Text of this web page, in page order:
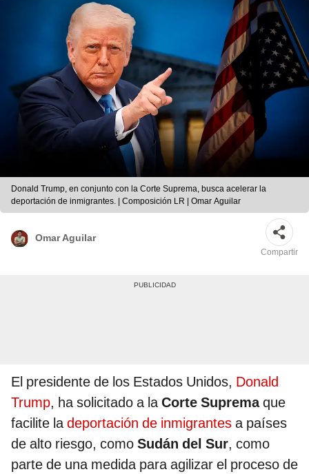
Donald Trump, en conjunto con la Corte Suprema, busca acelerar la
deportación de inmigrantes. | Composición LR | Omar Aguilar
Omar Aguilar
Compartir
El presidente de los Estados Unidos, Donald
Trump, ha solicitado a laCorte Supremaque
facilite ladeportación de inmigrantes a países
de alto riesgo, como Sudán del Sur, como
parte de una medida para agilizar el proceso de